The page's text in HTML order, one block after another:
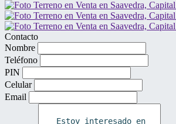
Contacto
Nombre
Teléfono
PIN
Celular
Email